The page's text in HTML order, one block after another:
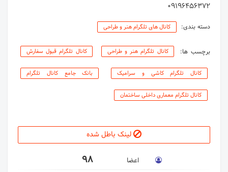
09196456372
دسته بندی: کانال های تلگرام هنر و طراحی
برچسب ها: کانال تلگرام هنر و طراحی کانال تلگرام قبول سفارش
کانال تلگرام کاشی و سرامیک بانک جامع کانال تلگرام
کانال تلگرام معماری داخلی ساختمان
لینک باطل شده
اعضا 98